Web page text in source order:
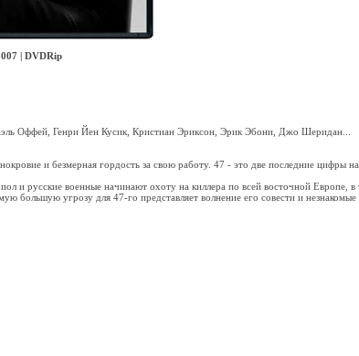
| DVDRip
Оффей, Генри Йен Кусик, Кристиан Эриксон, Эрик Эбони, Джо Шеридан...
и безмерная гордость за свою работу. 47 - это две последние цифры
и русские военные начинают охоту на киллера по всей восточной Европе, в
большую угрозу для 47-го представляет волнение его совести и незнакомые